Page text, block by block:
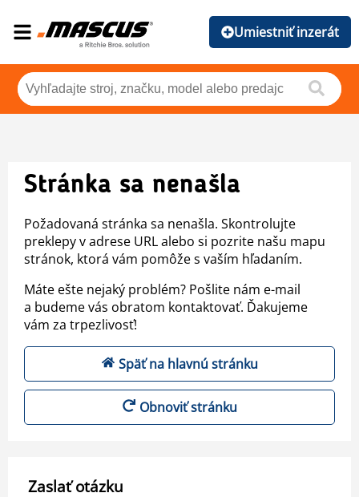
Umiestniť inzerát
Stránka sa nenašla
Požadovaná stránka sa nenašla. Skontrolujte
preklepy v adrese URL alebo si pozrite našu mapu
stránok, ktorá vám pomôže s vaším hľadaním.
Máte ešte nejaký problém? Pošlite nám e-mail
a budeme vás obratom kontaktovať. Ďakujeme
vám za trpezlivosť!
Späť na hlavnú stránku
Obnoviť stránku
Zaslať otázku